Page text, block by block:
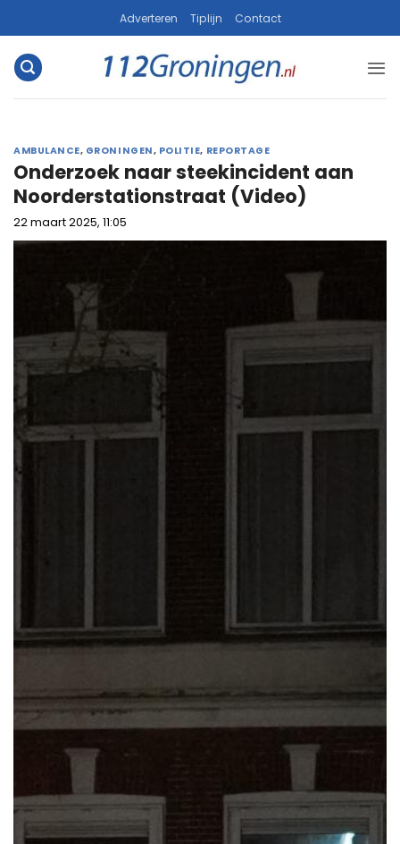
naar
inhoud
Adverteren Tiplijn Contact
AMBULANCE, GRONINGEN, POLITIE, REPORTAGE
Onderzoek naar steekincident aan
Noorderstationstraat (Video)
22 maart 2025, 11:05